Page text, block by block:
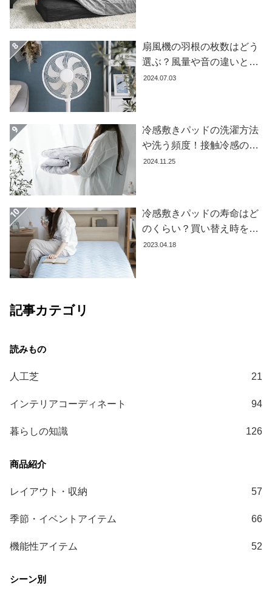
扇風機の羽根の枚数はどう
選ぶ？風量や音の違いとお
すすめ商品7選
2024.07.03
冷感敷きパッドの洗濯方法
や洗う頻度！接触冷感の効
果を下げないお手入れ方法
2024.11.25
冷感敷きパッドの寿命はど
のくらい？買い替え時を見
極める方法とおすすめ商品
2023.04.18
記事カテゴリ
人工芝 21
インテリアコーディネート 94
暮らしの知識 126
レイアウト・収納 57
季節・イベントアイテム 66
機能性アイテム 52